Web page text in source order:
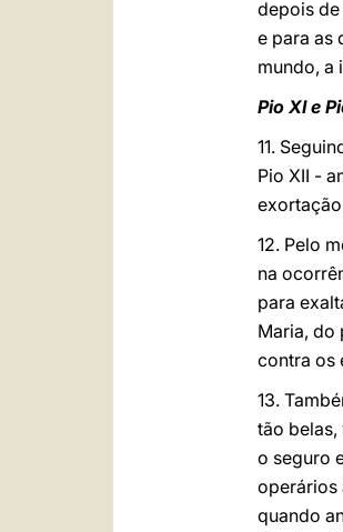
depois
e para as
mundo, a
Pio XI e
11.
Pio XII -
12. Pelo
na
para
Maria, do
contra os
13.
tão belas,
o seguro
operários
quando